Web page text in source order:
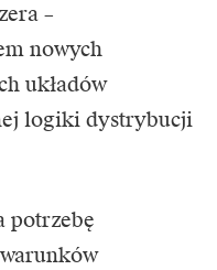
–
nowych
układów
logiki dystrybucji
potrzebę